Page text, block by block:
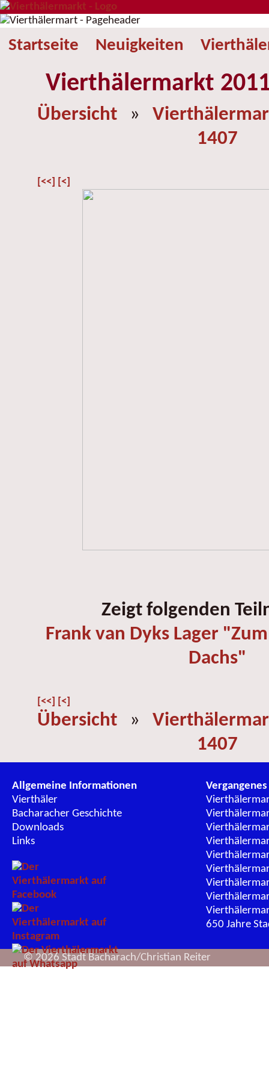
Startseite Neuigkeiten
Vierthälermarkt
Übersicht »
1407
[<<] [<]
Zeigt folgenden
Frank van Dyks Lager
Dachs"
[<<] [<]
Übersicht »
1407
Allgemeine Informationen
Vierthäler
Bacharacher Geschichte
Downloads
Links
Vergangenes
650 Jahre
© 2026 Stadt Bacharach/Christian Reiter